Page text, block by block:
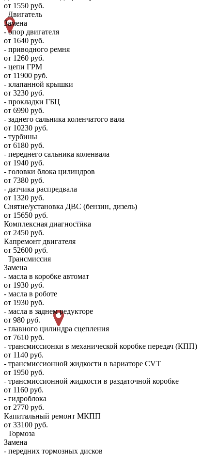
от 1550 руб.
Двигатель
Замена
- опор двигателя
от 1640 руб.
- приводного ремня
от 1260 руб.
- цепи ГРМ
от 11900 руб.
- клапанной крышки
от 3230 руб.
- прокладки ГБЦ
от 6990 руб.
- заднего сальника коленчатого вала
от 10230 руб.
- турбины
от 6180 руб.
- переднего сальника коленвала
от 1940 руб.
- головки блока цилиндров
от 7380 руб.
- датчика распредвала
от 1320 руб.
Снятие/установка ДВС (бензин, дизель)
от 15650 руб.
Комплексная диагностика
от 2450 руб.
Капремонт двигателя
от 52600 руб.
Трансмиссия
Замена
- масла в коробке автомат
от 1930 руб.
- масла в роботе
от 1930 руб.
- масла в заднем редукторе
от 980 руб.
- главного цилиндра сцепления
от 7610 руб.
- трансмиссионки в механической коробке передач (КПП)
от 1140 руб.
- трансмиссионной жидкости в вариаторе CVT
от 1950 руб.
- трансмиссионной жидкости в раздаточной коробке
от 1160 руб.
- гидроблока
от 2770 руб.
Капитальный ремонт МКПП
от 33100 руб.
Тормоза
Замена
- передних тормозных дисков